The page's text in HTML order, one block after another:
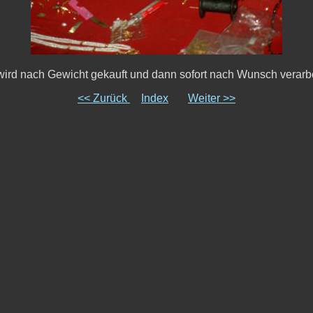
nach Gewicht gekauft und dann sofort nach Wunsch
<< Zurück
Index Weiter >>